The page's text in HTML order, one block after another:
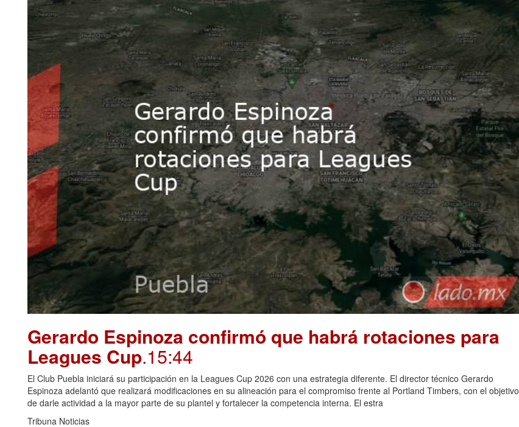
Gerardo Espinoza confirmó que habrá rotaciones para
Leagues Cup.15:44
El Club Puebla iniciará su participación en la Leagues Cup 2026 con una estrategia diferente. El director técnico Gerardo
Espinoza adelantó que realizará modificaciones en su alineación para el compromiso frente al Portland Timbers, con el objetivo
de darle actividad a la mayor parte de su plantel y fortalecer la competencia interna. El estra
Tribuna Noticias